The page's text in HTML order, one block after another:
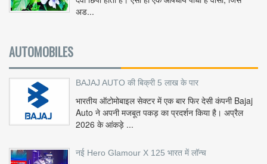
अड...
AUTOMOBILES
BAJAJ AUTO की बिक्री 5 लाख के पार
भारतीय ऑटोमोबाइल सेक्टर में एक बार फिर देसी कंपनी Bajaj
Auto ने अपनी मजबूत पकड़ का प्रदर्शन किया है। अप्रैल
2026 के आंकड़े ...
नई Hero Glamour X 125 भारत में लॉन्च